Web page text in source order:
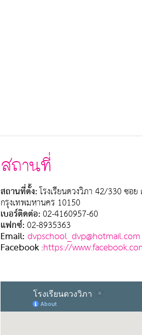
สถานที่
สถานที่ตั้ง:โรงเรียนดวงวิภา 42/330 ซอ
กรุงเทพมหานคร 10150
เบอร์ติดต่อ:02-4160957-60
แฟกซ์:02-8935363
Email:dvpschool_dvp@hotmail.com
Facebook:https://